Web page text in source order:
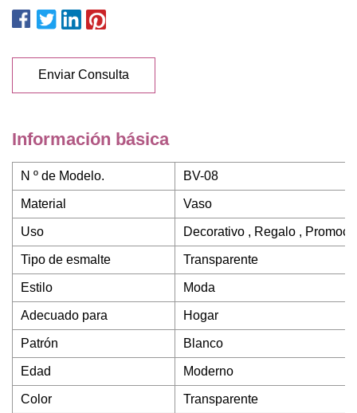
Enviar Consulta
Información básica
N º de Modelo. BV-08
Material Vaso
Uso Decorativo , Regalo ,
Tipo de esmalte Transparente
Estilo Moda
Adecuado para Hogar
Patrón Blanco
Edad Moderno
Color Transparente